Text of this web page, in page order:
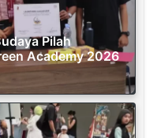
Pilah
Academy 2026